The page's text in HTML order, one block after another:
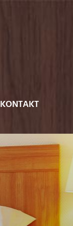
KONTAKT